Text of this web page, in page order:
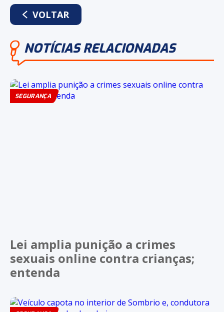
WHATSAPPFACEBOOK
VOLTAR
NOTÍCIAS RELACIONADAS
SEGURANÇA
Lei amplia punição a crimes
sexuais online contra crianças;
entenda